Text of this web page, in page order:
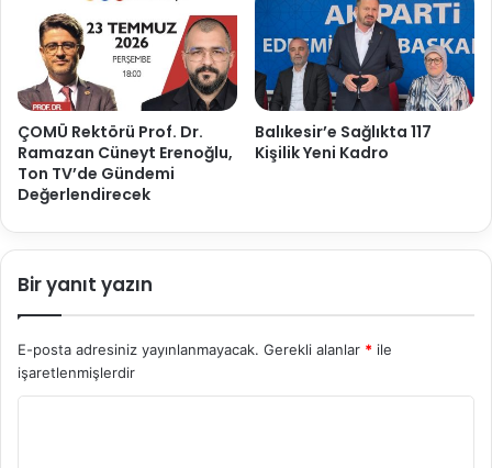
ÇOMÜ Rektörü Prof. Dr.
Ramazan Cüneyt Erenoğlu,
Ton TV’de Gündemi
Değerlendirecek
Balıkesir’e Sağlıkta 117
Kişilik Yeni Kadro
Bir yanıt yazın
E-posta adresiniz yayınlanmayacak. Gerekli alanlar * ile
işaretlenmişlerdir